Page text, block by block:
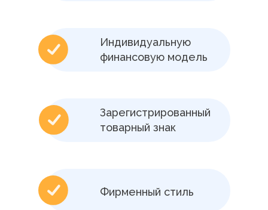
Индивидуальную
финансовую модель
Зарегистрированный
товарный знак
Фирменный стиль